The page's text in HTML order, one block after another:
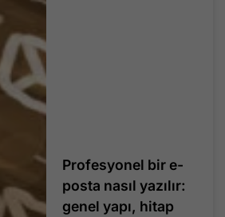
Profesyonel bir e-
posta nasıl yazılır:
genel yapı, hitap